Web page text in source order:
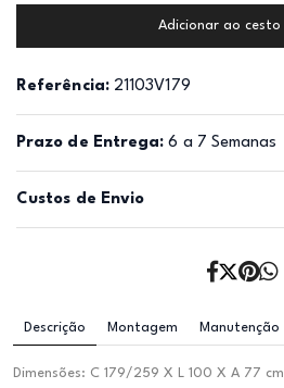
Adicionar ao cesto
Referência: 21103V179
Prazo de Entrega: 6 a 7 Semanas
Custos de Envio
Descrição Montagem Manutenção
Dimensões: C 179/259 X L 100 X A 77 cm